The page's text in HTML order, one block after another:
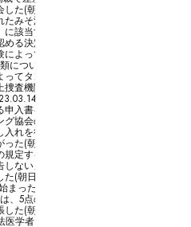
た(朝日22.12.6朝)。2023年3月13
みそ漬け実験報告書等について「無
該当するとした原審の決定の判断に
る決定を出した。みそ漬け実験等に
よって赤みが残らないことが一層明
については、事件から相当期間経過し
てタンク内に隠匿してみそ漬けにし
査機関の者による可能性が極めて高
朝)。この決定の後、弁護団が
入書を提出した他、弁護団によるオ
協会の「ツィッターデモ」、超党派
れを行うなどして東京高検に対して
た(朝日23.3.18朝)。東京高検は「承
定する特別抗告の申し立て事由が存
ない」(東京高検次席検事)として特
(朝日23.3.21朝)。
った(朝日23.10.27夕)。同年12月20
、5点の衣類のほかにも犯人とする根
た(朝日23.12.21朝)。2024年4月17
学者による鑑定を基に、犯行着衣と